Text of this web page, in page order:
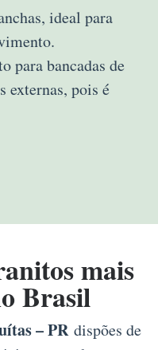
ideal para
para bancadas de
externas, pois é
mais
Brasil
– PRdispões de